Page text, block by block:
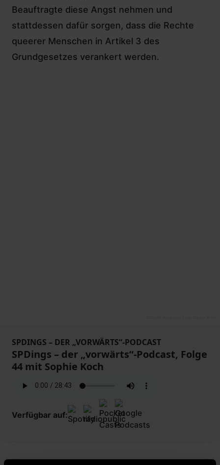
Beauftragte diese Angst nehmen und
stattdessen dafür sorgen, dass die Rechte
queerer Menschen in Artikel 3 des
Grundgesetzes verankert werden.
SPDINGS – DER „VORWÄRTS“-PODCAST
SPDings – der „vorwärts“-Podcast, Folge
44 mit Sophie Koch
Verfügbar auf: